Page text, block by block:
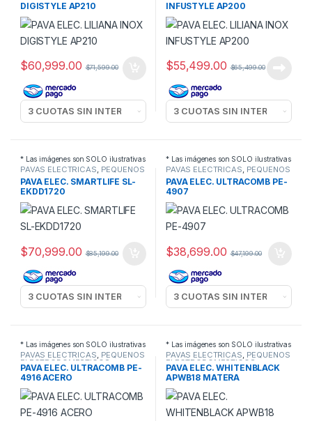
DIGISTYLE AP210
$60,999.00 $71,599.00
INFUSTYLE AP200
$55,499.00 $65,499.00
* Las imágenes son SOLO ilustrativas
PAVAS ELECTRICAS PEQUEÑOS
ELECTRODOMESTICOS
PAVA ELEC. SMARTLIFE SL-
EKDD1720
$70,999.00 $85,199.00
* Las imágenes son SOLO ilustrativas
PAVAS ELECTRICAS PEQUEÑOS
ELECTRODOMESTICOS
PAVA ELEC. ULTRACOMB PE-
4907
$38,699.00 $47,199.00
* Las imágenes son SOLO ilustrativas
PAVAS ELECTRICAS, PEQUEÑOS
ELECTRODOMESTICOS
PAVA ELEC. ULTRACOMB PE-
4916 ACERO
* Las imágenes son SOLO ilustrativas
PAVAS ELECTRICAS, PEQUEÑOS
ELECTRODOMESTICOS
PAVA ELEC. WHITENBLACK
APWB18 MATERA